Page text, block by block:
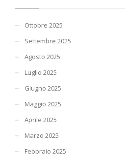
Ottobre 2025
Settembre 2025
Agosto 2025
Luglio 2025
Giugno 2025
Maggio 2025
Aprile 2025
Marzo 2025
Febbraio 2025